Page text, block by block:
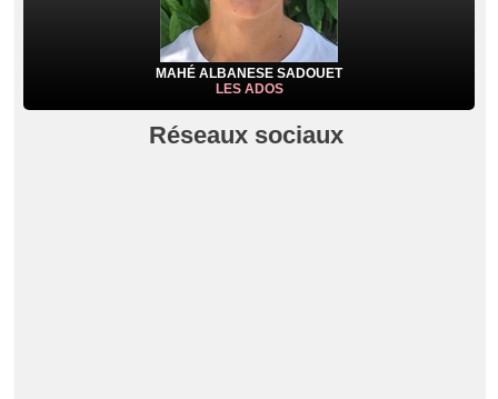
MAHÉ ALBANESE SADOUET
LES ADOS
Réseaux sociaux